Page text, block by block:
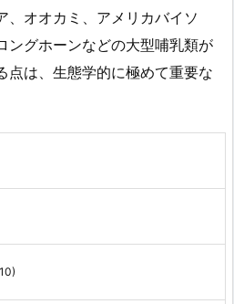
、オオカミ、アメリカバイソ
ングホーンなどの大型哺乳類が
点は、生態学的に極めて重要な